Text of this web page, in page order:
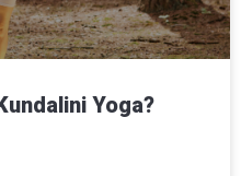
Yoga?